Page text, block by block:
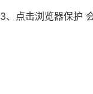
3、点击浏览器保护